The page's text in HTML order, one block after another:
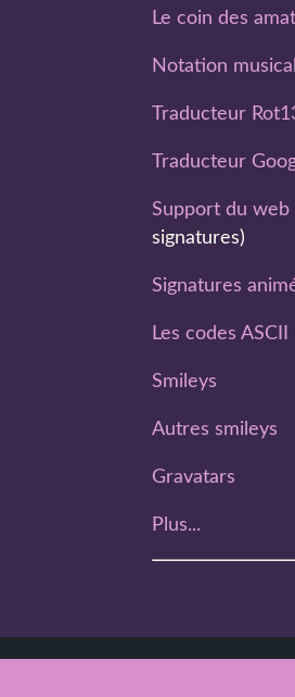
Le coin des
Notation
Traducteur
Traducteur
Support du web
signatures)
Signatures
Les codes ASCII
Smileys
Autres smileys
Gravatars
Plus...